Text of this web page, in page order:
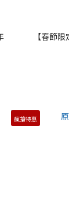
【春節
瘋搶特惠